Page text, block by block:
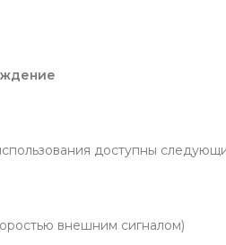
доступны
внешним сигналом)